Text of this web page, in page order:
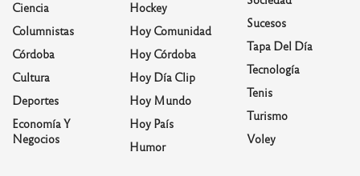
Ciencia
Columnistas
Córdoba
Cultura
Deportes
Economía Y
Negocios
Hockey
Hoy Comunidad
Hoy Córdoba
Hoy Día Clip
Hoy Mundo
Hoy País
Humor
Sucesos
Tapa Del Día
Tecnología
Tenis
Turismo
Voley